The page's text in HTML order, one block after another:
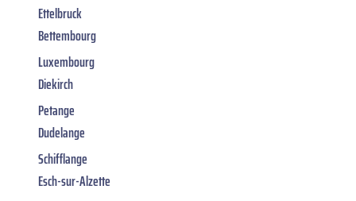
Ettelbruck
Bettembourg
Luxembourg
Diekirch
Petange
Dudelange
Schifflange
Esch-sur-Alzette